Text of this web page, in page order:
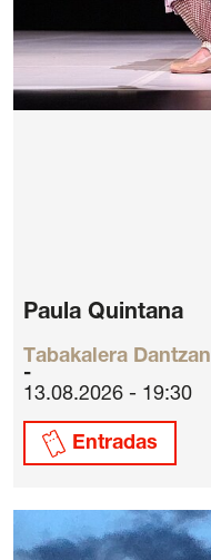
Paula Quintana
Tabakalera Dantzan
13.08.2026 - 19:30
Entradas